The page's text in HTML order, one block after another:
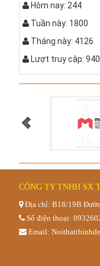
Hôm nay: 244
Tuần này: 1800
Tháng này: 4126
Lượt truy cập:
CÔNG TY TNHH SX
Địa chỉ: B18/19B
Số điện thoại:
Email: